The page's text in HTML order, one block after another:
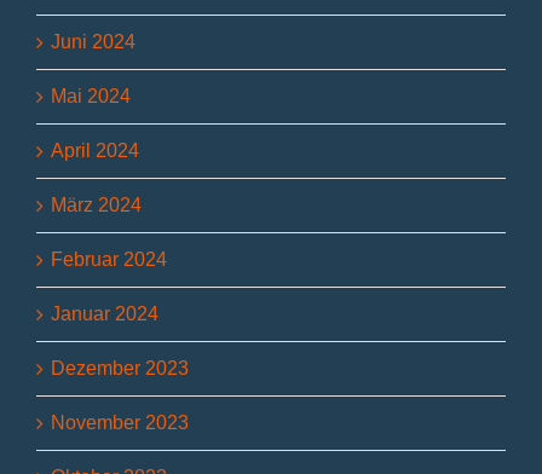
Juni 2024
Mai 2024
April 2024
März 2024
Februar 2024
Januar 2024
Dezember 2023
November 2023